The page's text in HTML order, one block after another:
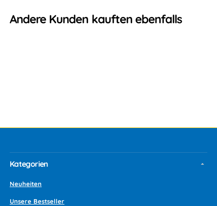
Andere Kunden kauften ebenfalls
Kategorien
Neuheiten
Unsere Bestseller